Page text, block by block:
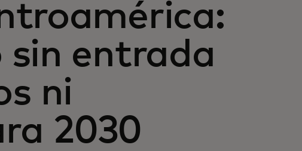
sin entrada
ni
2030